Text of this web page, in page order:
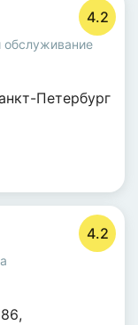
4.2
обслуживание
Петербург
4.2
86,